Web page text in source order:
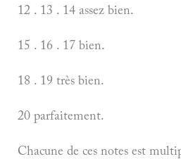
12 . 13 . 14 assez bien.
15 . 16 . 17 bien.
18 . 19 très bien.
20 parfaitement.
Chacune de ces notes est